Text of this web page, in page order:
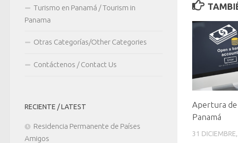
Apertura de
Panamá
31
Turismo en Panamá / Tourism in
Panama
Otras Categorías/Other Categories
Contáctenos / Contact Us
RECIENTE / LATEST
Residencia Permanente de Países
Amigos